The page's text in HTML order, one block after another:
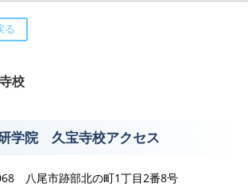
校
学院 久宝寺校アクセス
八尾市跡部北の町1丁目2番8号